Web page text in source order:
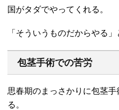
国がタダでやってくれる。
「そういうものだからやる」
包茎手術での苦労
思春期のまっさかりに包茎
る。